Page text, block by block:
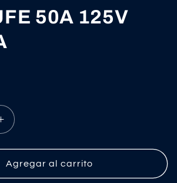
50A 125V
Aumentar
cantidad
para
ENCHUFE
50A
Agregar al carrito